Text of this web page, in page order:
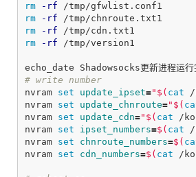
rm -rf
rm
-rf
rm
-rf
rm
-rf /tmp/version1
# write number
nvram set update_ipset=" $( cat /
nvram set update_chnroute=" $(
nvram set update_cdn=" $( cat /
nvram set ipset_numbers=$( cat /
nvram set chnroute_numbers=$(
nvram set cdn_numbers=$( cat /